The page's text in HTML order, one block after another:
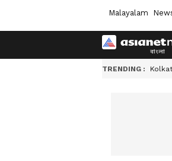
Malayalam
TRENDING :